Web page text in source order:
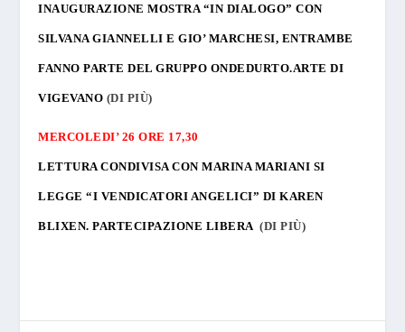
INAUGURAZIONE MOSTRA “IN DIALOGO” CON
SILVANA GIANNELLI E GIO’ MARCHESI, ENTRAMBE
FANNO PARTE DEL GRUPPO ONDEDURTO.ARTE DI
VIGEVANO (DI PIÙ)
MERCOLEDI’ 26 ORE 17,30
LETTURACONDIVISA CON MARINA MARIANI SI
LEGGE “I VENDICATORI ANGELICI” DI KAREN
BLIXEN. PARTECIPAZIONE LIBERA (DI PIÙ)